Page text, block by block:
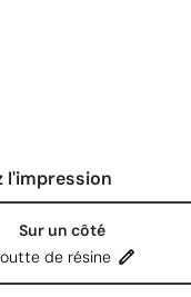
l'impression
Sur un côté
de résine